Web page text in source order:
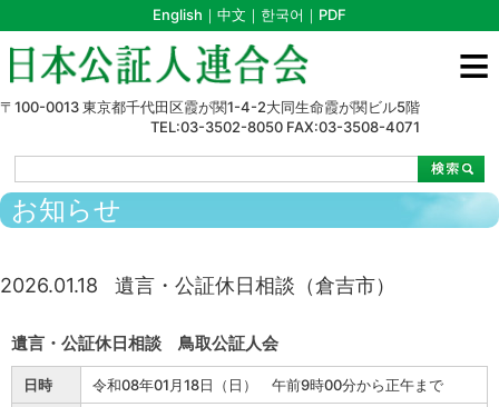
English ｜ 中文 ｜ 한국어 ｜ PDF
〒100-0013 東京都千代田区霞が関1-4-2大同生命霞が関ビル5階
TEL:03-3502-8050 FAX:03-3508-4071
≡
お知らせ
2026.01.18 遺言・公証休日相談（倉吉市）
遺言・公証休日相談 鳥取公証人会
日時 令和08年01月18日（日） 午前9時00分から正午まで